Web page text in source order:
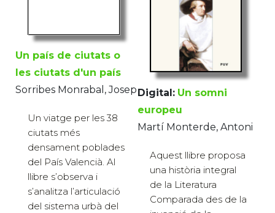
Un país de ciutats o
les ciutats d'un país
Sorribes Monrabal, Josep
Un viatge per les 38
ciutats més
densament poblades
del País Valencià. Al
llibre s’observa i
s’analitza l’articulació
del sistema urbà del
Digital: Un somni
europeu
Martí Monterde, Antoni
Aquest llibre proposa
una història integral
de la Literatura
Comparada des de la